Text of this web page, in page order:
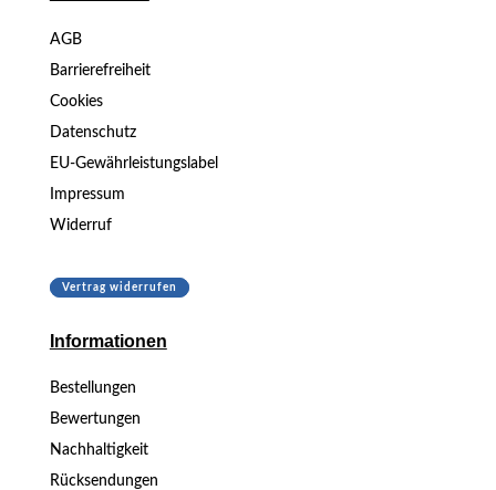
AGB
Barrierefreiheit
Cookies
Datenschutz
EU-Gewährleistungslabel
Impressum
Widerruf
Vertrag widerrufen
Informationen
Bestellungen
Bewertungen
Nachhaltigkeit
Rücksendungen